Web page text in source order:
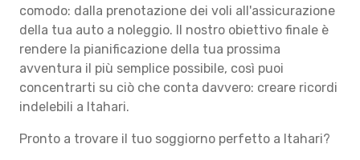
comodo: dalla prenotazione dei voli all'assicurazione
della tua auto a noleggio. Il nostro obiettivo finale è
rendere la pianificazione della tua prossima
avventura il più semplice possibile, così puoi
concentrarti su ciò che conta davvero: creare ricordi
indelebili a Itahari.
Pronto a trovare il tuo soggiorno perfetto a Itahari?